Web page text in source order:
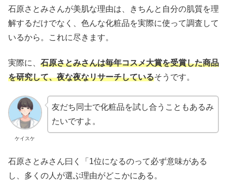
石原さとみさんが美肌な理由は、きちんと自分の肌質を理
解するだけでなく、色んな化粧品を実際に使って調査して
いるから。これに尽きます。
実際に、 石原さとみさんは毎年コスメ大賞を受賞した商品
を研究して、夜な夜なリサーチしているそうです。
ケイスケ
友だち同士で化粧品を試し合うこともあるみ
たいですよ。
石原さとみさん曰く「1位になるのって必ず意味がある
し、多くの人が選ぶ理由がどこかにある。